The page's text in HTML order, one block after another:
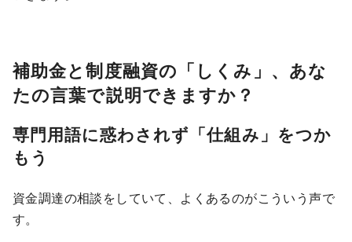
補助金と制度融資の「しくみ」、あな
たの言葉で説明できますか？
専門用語に惑わされず「仕組み」をつか
もう
資金調達の相談をしていて、よくあるのがこういう声で
す。